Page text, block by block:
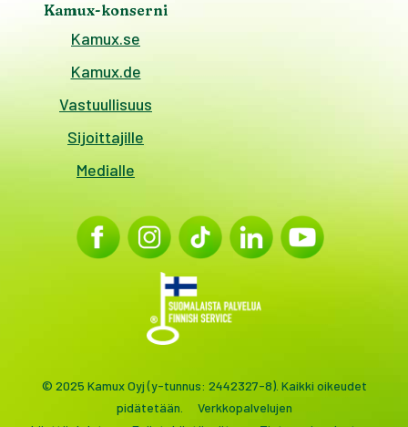
Kamux-konserni
Kamux.se
Kamux.de
Vastuullisuus
Sijoittajille
Medialle
© 2025 Kamux Oyj (y-tunnus: 2442327-8). Kaikki oikeudet
pidätetään.
Verkkopalvelujen